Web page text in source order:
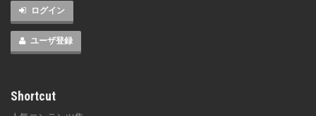
ログイン
ユーザ登録
Shortcut